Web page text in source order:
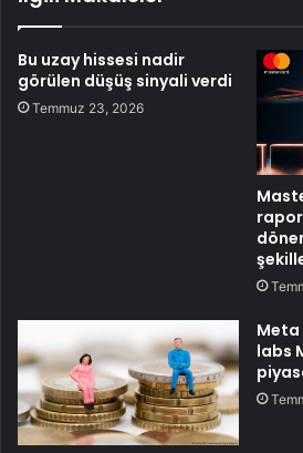
Bu uzay hissesi nadir
görülen düşüş sinyali verdi
Temmuz 23, 2026
labs